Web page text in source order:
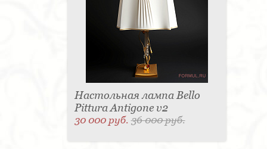
Настольная лампа Bello
Pittura Antigone v2
30 000 руб.36 000 руб.